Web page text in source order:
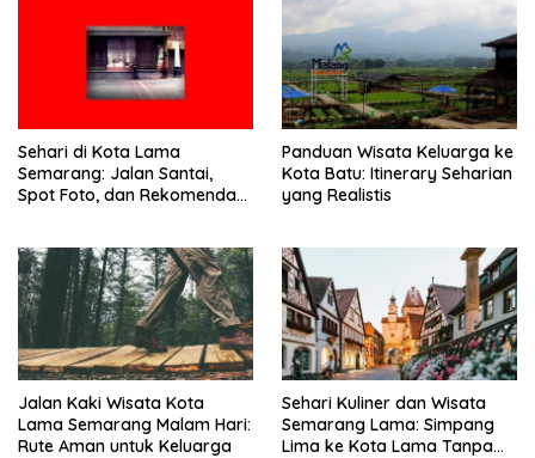
Sehari di Kota Lama
Semarang: Jalan Santai,
Spot Foto, dan Rekomendasi
Panduan Wisata Keluarga ke
Kota Batu: Itinerary Seharian
yang Realistis
Jalan Kaki Wisata Kota
Lama Semarang Malam Hari:
Rute Aman untuk Keluarga
Sehari Kuliner dan Wisata
Semarang Lama: Simpang
Lima ke Kota Lama Tanpa